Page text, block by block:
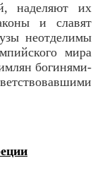
наделяют их
и славят
неотделимы
мира
богинями-